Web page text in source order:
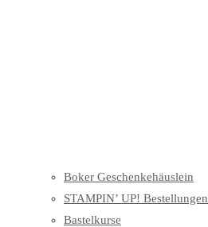
Boker Geschenkehäuslein
STAMPIN’ UP! Bestellungen
Bastelkurse